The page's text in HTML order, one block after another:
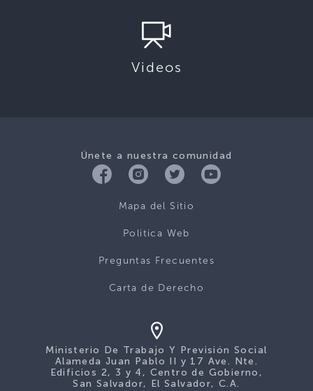
Videos
Únete a nuestra comunidad
Mapa del Sitio
Politica Web
Preguntas Frecuentes
Carta de Derecho
Ministerio De Trabajo Y Previsión Social
Alameda Juan Pablo II y 17 Ave. Nte.
Edificios 2, 3 y 4, Centro de Gobierno,
San Salvador, El Salvador, C.A.